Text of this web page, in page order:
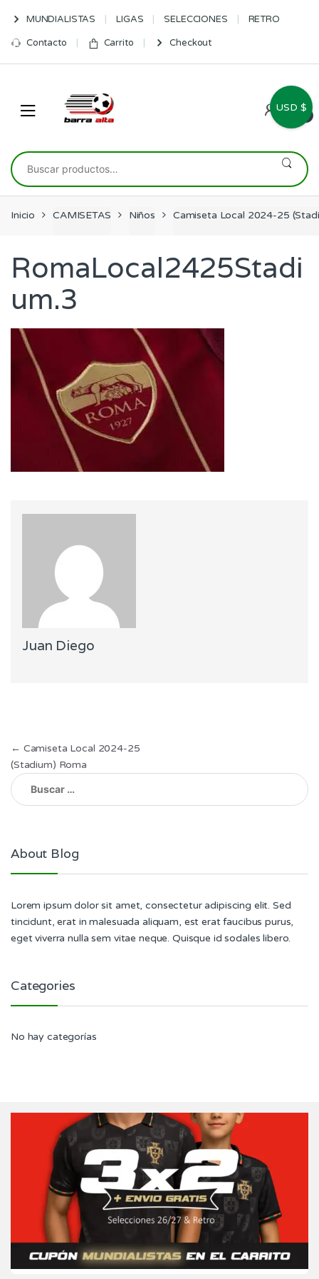
navigation
content
MUNDIALISTAS LIGAS SELECCIONES RETRO
Contacto Carrito Checkout
0
Buscar
por:
Inicio CAMISETAS Niños Camiseta Local 2024-25
RomaLocal2425Stadi
um.3
Juan Diego
Navegación
de
entradas
← Camiseta Local 2024-25
(Stadium) Roma
Buscar:
About Blog
Lorem ipsum dolor sit amet, consectetur adipiscing elit. Sed
tincidunt, erat in malesuada aliquam, est erat faucibus purus,
eget viverra nulla sem vitae neque. Quisque id sodales libero.
Categories
No hay categorías
USD $